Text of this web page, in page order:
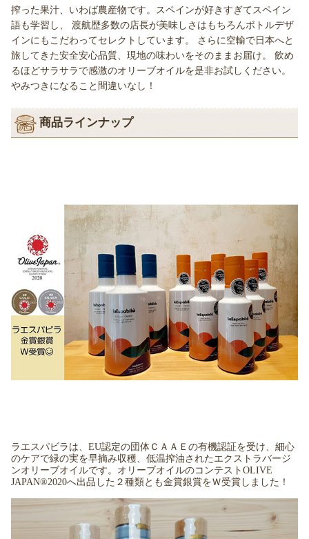
搾った果汁、いわば農産物です。スペインが好きすぎてスペイン
語も学習し、 渡航歴多数の店長が美味しさはもちろんボトルデザ
インにもこだわってセレクトしています。 さらに空輸で日本へと
旅してきた安全安心品質、現地の味わいをそのままお届け。 飲め
るほどサラサラで感激のオリーブオイルを是非お試しください。
やみつきになること間違いなし！
商品ラインナップ
ラエスパビラは、EU認定の団体ＣＡＡＥの有機認証を受け、細心
のケアで緑の実を早摘み収穫、低温搾油されたエクストラバージ
ンオリーブオイルです。オリーブオイルのコンテストOLIVE
JAPAN®2020へ出品した２種類とも金賞銀賞をＷ受賞しました！